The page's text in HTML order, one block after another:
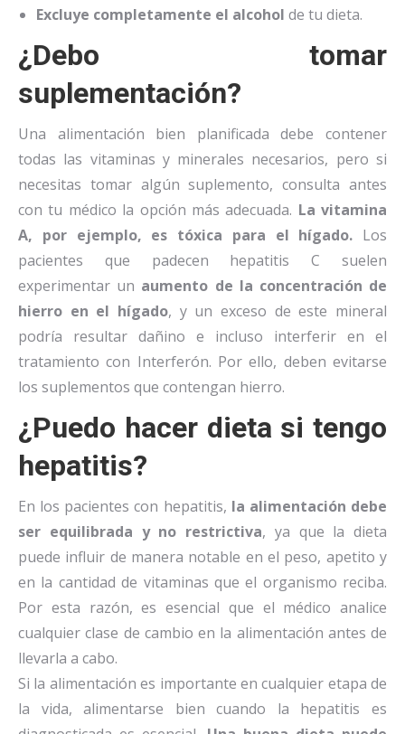
Excluye completamente el alcohol de tu dieta.
¿Debo tomar
suplementación?
Una alimentación bien planificada debe contener
todas las vitaminas y minerales necesarios, pero si
necesitas tomar algún suplemento, consulta antes
con tu médico la opción más adecuada. La vitamina
A, por ejemplo, es tóxica para el hígado. Los
pacientes que padecen hepatitis C suelen
experimentar un aumento de la concentración de
hierro en el hígado, y un exceso de este mineral
podría resultar dañino e incluso interferir en el
tratamiento con Interferón. Por ello, deben evitarse
los suplementos que contengan hierro.
¿Puedo hacer dieta si tengo
hepatitis?
En los pacientes con hepatitis, la alimentación debe
ser equilibrada y no restrictiva, ya que la dieta
puede influir de manera notable en el peso, apetito y
en la cantidad de vitaminas que el organismo reciba.
Por esta razón, es esencial que el médico analice
cualquier clase de cambio en la alimentación antes de
llevarla a cabo.
Si la alimentación es importante en cualquier etapa de
la vida, alimentarse bien cuando la hepatitis es